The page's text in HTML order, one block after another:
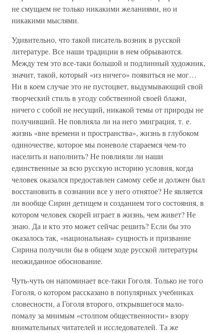
не смущаем не только никакими желаниями, но и
никакими мыслями.
Удивительно, что такой писатель возник в русской
литературе. Все наши традиции в нем обрываются.
Между тем это все-таки большой и подлинный художник,
значит, такой, который «из ничего» появиться не мог…
Ни в коем случае это не пустоцвет, выдумывающий свой
творческий стиль в угоду собственной своей блажи,
ничего с собой не несущий, никакой темы от природы не
получивший. Не повлияла ли на него эмиграция, т. е.
жизнь «вне времени и пространства», жизнь в глубоком
одиночестве, которое мы поневоле стараемся чем-то
населить и наполнить? Не повлияли ли наши
единственные за всю русскую историю условия, когда
человек оказался предоставлен самому себе и должен был
восстановить в сознании все у него отнятое? Не является
ли вообще Сирин детищем и созданием того состояния, в
котором человек скорей играет в жизнь, чем живет? Не
знаю. Да и кто это может сейчас решить? Если бы это
оказалось так, «национальная» сущность и призвание
Сирина получили бы в общем ходе русской литературы
неожиданное обоснование.
Чуть-чуть он напоминает все-таки Гоголя. Только не того
Гоголя, о котором рассказано в популярных учебниках
словесности, а Гоголя второго, открывшегося мало-
помалу за мнимым «столпом общественности» взору
внимательных читателей и исследователей. Та же